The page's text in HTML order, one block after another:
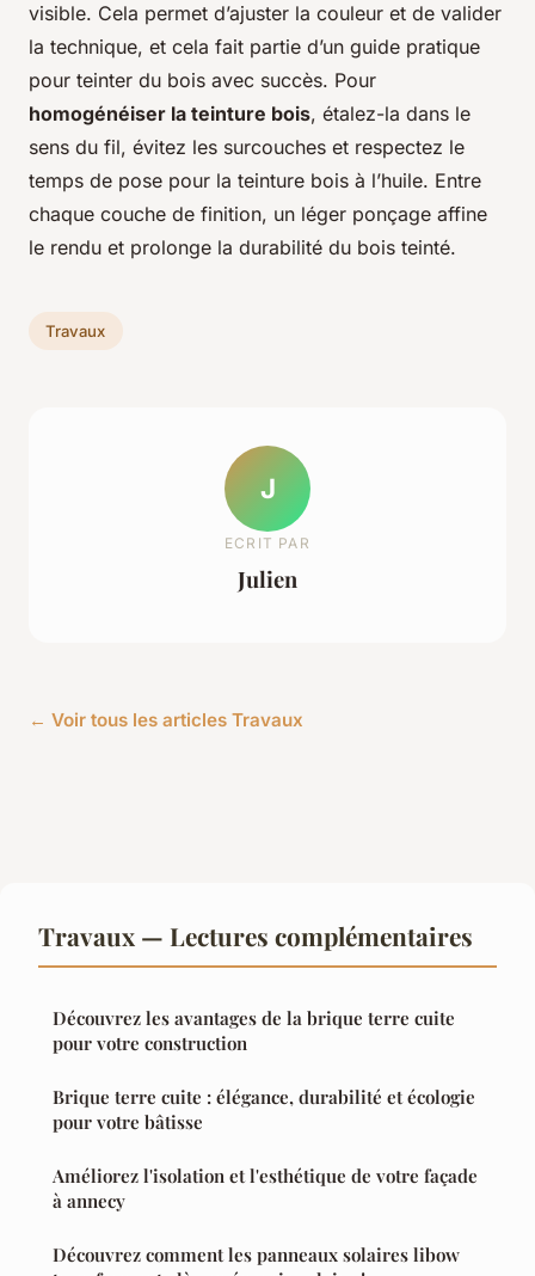
visible. Cela permet d’ajuster la couleur et de valider
la technique, et cela fait partie d’un guide pratique
pour teinter du bois avec succès. Pour
homogénéiser la teinture bois, étalez-la dans le
sens du fil, évitez les surcouches et respectez le
temps de pose pour la teinture bois à l’huile. Entre
chaque couche de finition, un léger ponçage affine
le rendu et prolonge la durabilité du bois teinté.
Travaux
J
ECRIT PAR
Julien
← Voir tous les articles Travaux
Travaux — Lectures complémentaires
Découvrez les avantages de la brique terre cuite
pour votre construction
Brique terre cuite : élégance, durabilité et écologie
pour votre bâtisse
Améliorez l'isolation et l'esthétique de votre façade
à annecy
Découvrez comment les panneaux solaires libow